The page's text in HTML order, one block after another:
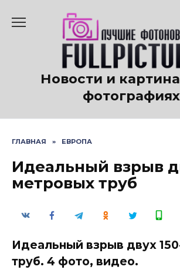
содержанию
Новости и
фотографиях
ГЛАВНАЯ » ЕВРОПА
Идеальный взрыв
метровых труб
Идеальный взрыв двух
труб. 4 фото, видео.